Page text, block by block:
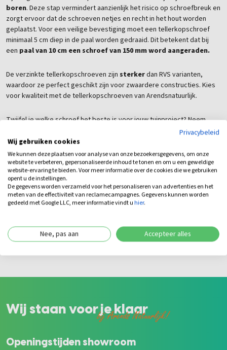
boren. Deze stap vermindert aanzienlijk het risico op schroefbreuk en
zorgt ervoor dat de schroeven netjes en recht in het hout worden
geplaatst. Voor een veilige bevestiging moet een tellerkopschroef
minimaal 5 cm diep in de paal worden gedraaid. Dit betekent dat bij
een paal van 10 cm een schroef van 150 mm word aangeraden.
De verzinkte tellerkopschroeven zijn sterkerdan RVS varianten,
waardoor ze perfect geschikt zijn voor zwaardere constructies. Kies
voor kwaliteit met de tellerkopschroeven van Arendsnatuurlijk.
Twijfel je welke schroef het beste is voor jouw tuinproject? Neem
contact met ons op en laat je adviseren door een van onze
medewerkers, of kom langs in de showroom
Eventuele bijbehorende producten vind u eenvoudigonderaan deze
pagina
Deze schroeven zijn onder andere geschikt voor het monteren van
Tuinhout Hardhout| Schuttingen Kastanje
Wij staan voor je klaar
bij Arends Natuurlijk!
Openingstijden showroom
Privacybeleid
Wij gebruiken cookies
We kunnen deze plaatsen voor analyse van onze bezoekersgegevens, om onze
website te verbeteren, gepersonaliseerde inhoud te tonen en om u een geweldige
website-ervaring te bieden. Voor meer informatie over de cookies die we gebruiken
opent u de instellingen.
De gegevens worden verzameld voor het personaliseren van advertenties en het
meten van de effectiviteit van reclamecampagnes. Gegevens kunnen worden
gedeeld met Google LLC, meer informatie vindt uhier.
Nee, pas aan Accepteer alles